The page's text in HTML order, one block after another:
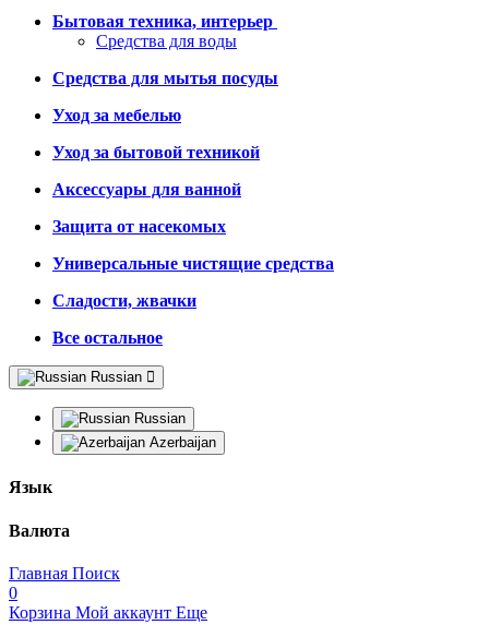
Бытовая техника, интерьер
Средства для воды
Средства для мытья посуды
Уход за мебелью
Уход за бытовой техникой
Аксессуары для ванной
Защита от насекомых
Универсальные чистящие средства
Сладости, жвачки
Все остальное
Russian
Russian
Azerbaijan
Язык
Валюта
Главная Поиск
0
Корзина Мой аккаунт Еще